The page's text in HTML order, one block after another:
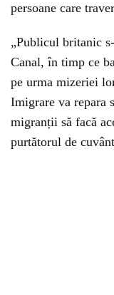
persoane care
„Publicul britanic
Canal, în timp ce
pe urma mizeriei
Imigrare va repara
migranții să facă
purtătorul de